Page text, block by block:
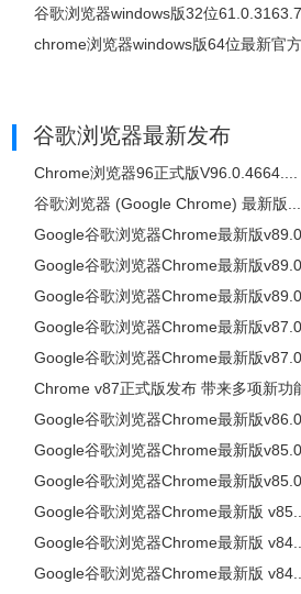
谷歌浏览器windows版32位
chrome浏览器windows版64位最新官
谷歌浏览器最新发布
Chrome浏览器96正式版V96.0.4664....
谷歌浏览器 (Google Chrome) 最新版...
Google谷歌浏览器Chrome最新版
Google谷歌浏览器Chrome最新版
Google谷歌浏览器Chrome最新版
Google谷歌浏览器Chrome最新版
Google谷歌浏览器Chrome最新版
Chrome v87正式版发布 带来多项新功
Google谷歌浏览器Chrome最新版
Google谷歌浏览器Chrome最新版
Google谷歌浏览器Chrome最新版
Google谷歌浏览器Chrome最新版
Google谷歌浏览器Chrome最新版
Google谷歌浏览器Chrome最新版